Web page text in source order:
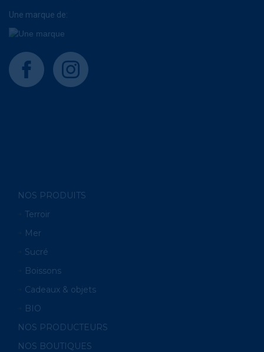
Une marque de:
facebook instagram
NOS PRODUITS
Terroir
Mer
Sucré
Boissons
Cadeaux & objets
BIO
NOS PRODUCTEURS
NOS BOUTIQUES